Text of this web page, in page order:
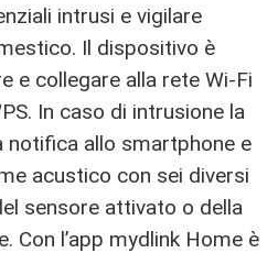
intrusi e vigilare
Il dispositivo è
e collegare alla rete Wi-Fi
In caso di intrusione la
notifica allo smartphone e
acustico con sei diversi
sensore attivato o della
Con l’app mydlink Home è